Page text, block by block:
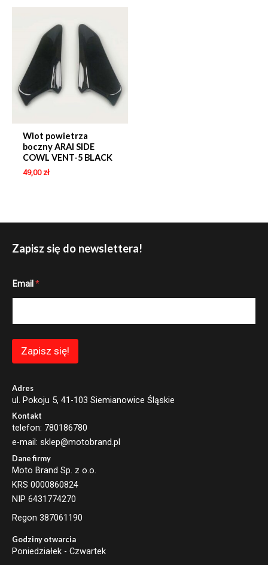
Wlot powietrza
boczny ARAI SIDE
COWL VENT-5 BLACK
49,00 zł
Zapisz się do newslettera!
m
E
l
m
a
l
Email *
Zapisz się!
Adres
ul. Pokoju 5, 41-103 Siemianowice Śląskie
Kontakt
telefon: 780186780
e-mail: sklep@motobrand.pl
Dane firmy
Moto Brand Sp. z o.o.
KRS 0000860824
NIP 6431774270
Regon 387061190
Godziny otwarcia
Poniedziałek - Czwartek